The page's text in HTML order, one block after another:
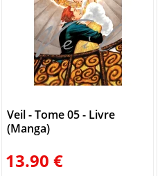
Veil - Tome 05 - Livre
(Manga)
13.90 €